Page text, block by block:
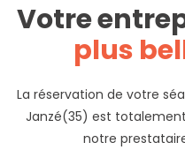
Votre
plus
La réservation de votre
Janzé(35) est
notre